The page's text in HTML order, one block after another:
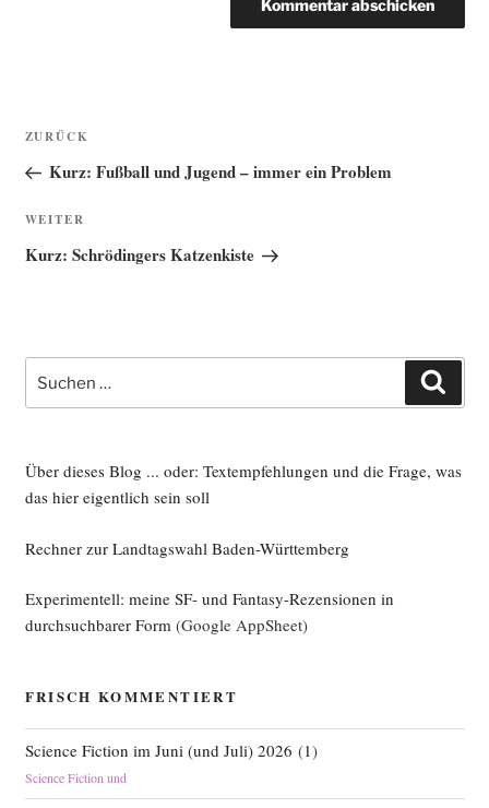
Beitragsnavigation
Vorheriger
Beitrag
ZURÜCK
Kurz: Fußball und Jugend – immer ein Problem
Nächster
Beitrag
WEITER
Kurz: Schrödingers Katzenkiste
nach:
Über dieses Blog ... oder: Textempfehlungen und die Frage, was
das hier eigentlich sein soll
Rechner zur Landtagswahl Baden-Württemberg
Experimentell: meine SF- und Fantasy-Rezensionen in
durchsuchbarer Form(Google AppSheet)
FRISCH KOMMENTIERT
Science Fiction im Juni (und Juli) 2026 (1)
Science Fiction und